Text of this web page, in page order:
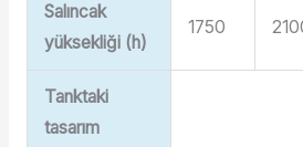
Salıncak
yüksekliği (h)
1750
Tanktaki
tasarım